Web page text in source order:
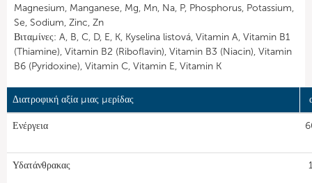
Magnesium, Manganese, Mg, Mn, Na, P, Phosphorus, Potassium,
Se, Sodium, Zinc, Zn
Βιταμίνες: A, B, C, D, E, K, Kyselina listová, Vitamin A, Vitamin B1
(Thiamine), Vitamin B2 (Riboflavin), Vitamin B3 (Niacin), Vitamin
B6 (Pyridoxine), Vitamin C, Vitamin E, Vitamin K
Διατροφική αξία μιας μερίδας
Ενέργεια
Υδατάνθρακας